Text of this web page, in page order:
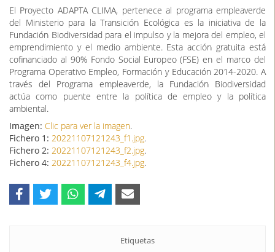
El Proyecto ADAPTA CLIMA, pertenece al programa empleaverde
del Ministerio para la Transición Ecológica es la iniciativa de la
Fundación Biodiversidad para el impulso y la mejora del empleo, el
emprendimiento y el medio ambiente. Esta acción gratuita está
cofinanciado al 90% Fondo Social Europeo (FSE) en el marco del
Programa Operativo Empleo, Formación y Educación 2014-2020. A
través del Programa empleaverde, la Fundación Biodiversidad
actúa como puente entre la política de empleo y la política
ambiental.
Imagen: Clic para ver la imagen.
Fichero 1: 20221107121243_f1.jpg.
Fichero 2: 20221107121243_f2.jpg.
Fichero 4: 20221107121243_f4.jpg.
Etiquetas